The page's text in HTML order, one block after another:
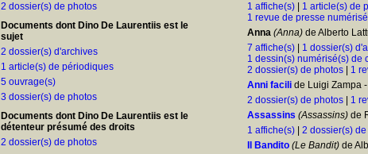
2 dossier(s) de photos
Documents dont Dino De Laurentiis est le
sujet
2 dossier(s) d'archives
1 article(s) de périodiques
5 ouvrage(s)
3 dossier(s) de photos
Documents dont Dino De Laurentiis est le
détenteur présumé des droits
2 dossier(s) de photos
1 affiche(s)
1 article(s) de
1 revue de presse
Anna (Anna) de Alberto
7 affiche(s)
1 dossier(s)
1 dessin(s) numérisé(s) de
2 dossier(s) de photos
1
Anni facili de Luigi Zampa
2 dossier(s) de photos
1
Assassins (Assassins) de
1 affiche(s)
2 dossier(s)
Il Bandito (Le Bandit) de